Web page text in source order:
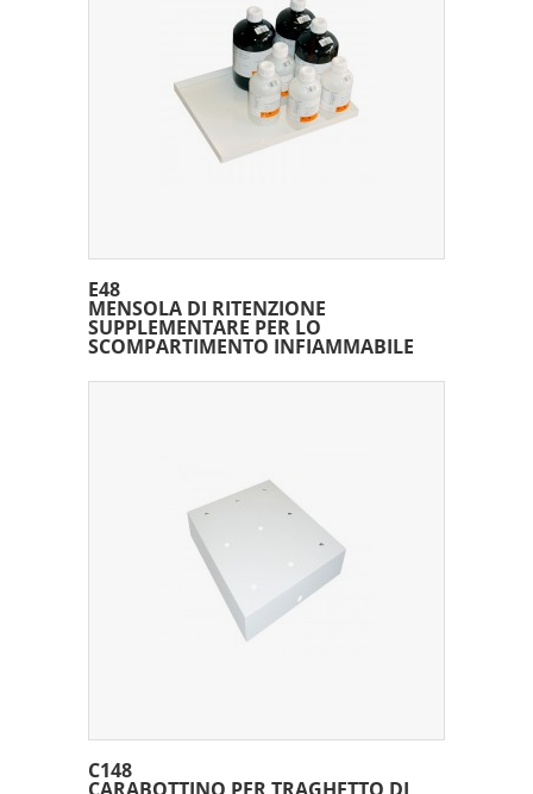
E48
MENSOLA DI RITENZIONE
SUPPLEMENTARE PER LO
SCOMPARTIMENTO INFIAMMABILE
C148